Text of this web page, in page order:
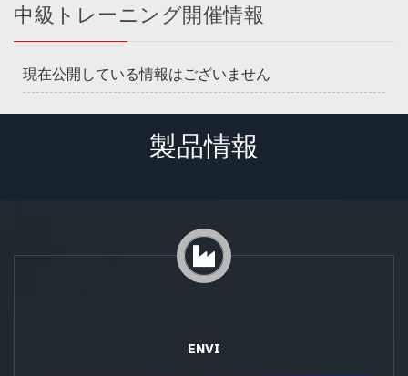
中級トレーニング開催情報
現在公開している情報はございません
製品情報
ENVI